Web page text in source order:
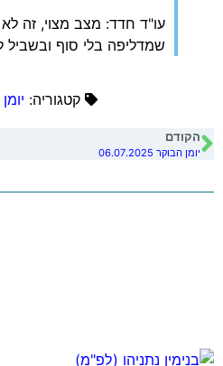
עו"ד חדד: מצב מצוי, זה
שמדליפה בלי סוף ובשביל
קטגוריה:
הקודם
יומן הבוקר 06.07.2025